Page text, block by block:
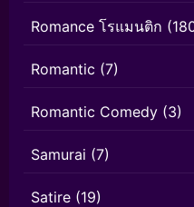
Romance โรแมนติก
Romantic (7)
Romantic Comedy (3)
Samurai (7)
Satire (19)